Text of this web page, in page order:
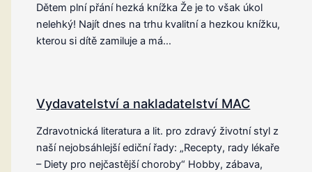
Dětem plní přání hezká knížka Že je to však úkol
nelehký! Najít dnes na trhu kvalitní a hezkou knížku,
kterou si dítě zamiluje a má…
Vydavatelství a nakladatelství MAC
Zdravotnická literatura a lit. pro zdravý životní styl z
naší nejobsáhlejší ediční řady: „Recepty, rady lékaře
– Diety pro nejčastější choroby“ Hobby, zábava,